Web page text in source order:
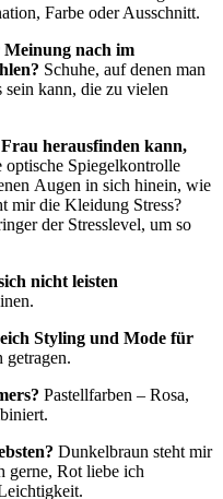
Farbe oder Ausschnitt.
nach im
Schuhe, auf denen man
sein kann, die zu vielen
herausfinden kann,
optische Spiegelkontrolle
Augen in sich hinein, wie
mir die Kleidung Stress?
der Stresslevel, um so
nicht leisten
Styling und Mode für
getragen.
Pastellfarben – Rosa,
Dunkelbraun steht mir
gerne, Rot liebe ich